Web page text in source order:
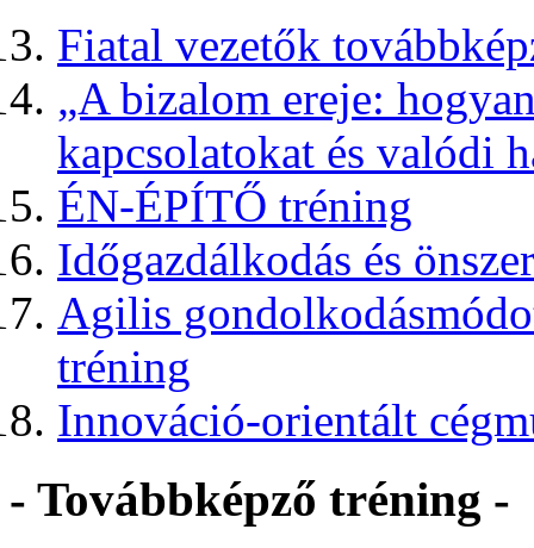
Fiatal vezetők
„A bizalom ereje:
kapcsolatokat és valódi
ÉN-ÉPÍTŐ tréning
Időgazdálkodás és
Agilis
tréning
Innováció-orientált
- Továbbképző tréning -